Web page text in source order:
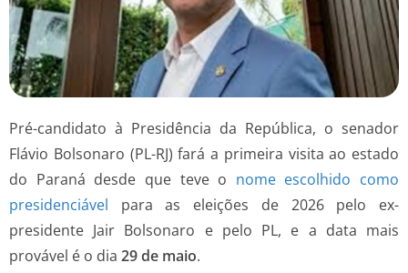
Pré-candidato à Presidência da República, o senador
Flávio Bolsonaro (PL-RJ) fará a primeira visita ao estado
do Paraná desde que teve o nome escolhido como
presidenciável para as eleições de 2026 pelo ex-
presidente Jair Bolsonaro e pelo PL, e a data mais
provável é o dia 29 de maio.